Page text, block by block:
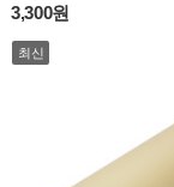
3,300원
최신